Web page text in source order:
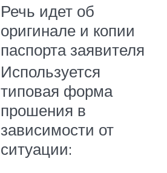
Речь идет об
оригинале и копии
паспорта заявителя
Используется
типовая форма
прошения в
зависимости от
ситуации: